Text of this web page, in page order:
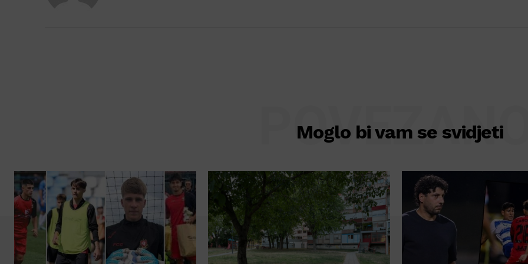
Moglo bi vam se svidjeti